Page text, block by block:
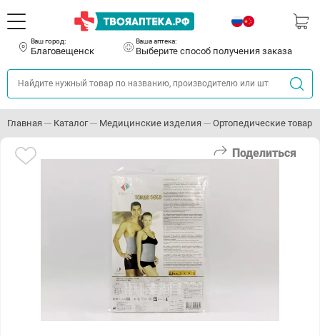
Ваш город:
Благовещенск
Ваша аптека:
Выберите способ получения заказа
Главная Каталог Медицинские изделия Ортопедические товары
Поделиться